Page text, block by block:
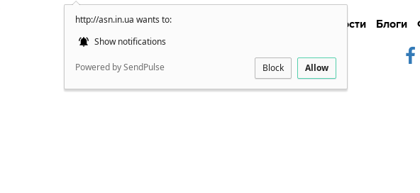
http://asn.in.ua wants to:
Show notifications
Powered by SendPulse Block Allow
Новости Блоги